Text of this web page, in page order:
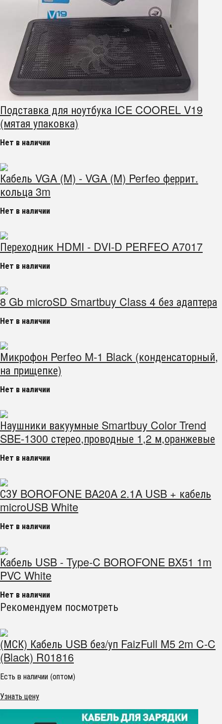
Подставка для ноутбука ICE COOREL V19
(мятая упаковка)
Нет в наличии
Кабель VGA (M) - VGA (M) Perfeo феррит.
кольца 3m
Нет в наличии
Переходник HDMI - DVI-D PERFEO A7017
Нет в наличии
8 Gb microSD Smartbuy Class 4 без адаптера
Нет в наличии
Микрофон Perfeo M-1 Black (конденсаторный,
на прищепке)
Нет в наличии
Наушники вакуумные Smartbuy Color Trend
SBE-1300 стерео,проводные 1,2 м,оранжевые
Нет в наличии
СЗУ BOROFONE BA20A 2.1A USB + кабель
microUSB White
Нет в наличии
Кабель USB - Type-C BOROFONE BX51 1m
PVC White
Нет в наличии
Рекомендуем посмотреть
(МСК) Кабель USB без/уп FaizFull M5 2m C-C
(Black) R01816
Есть в наличии (оптом)
Узнать цену